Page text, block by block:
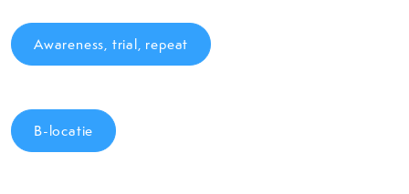
Awareness, trial, repeat
B-locatie